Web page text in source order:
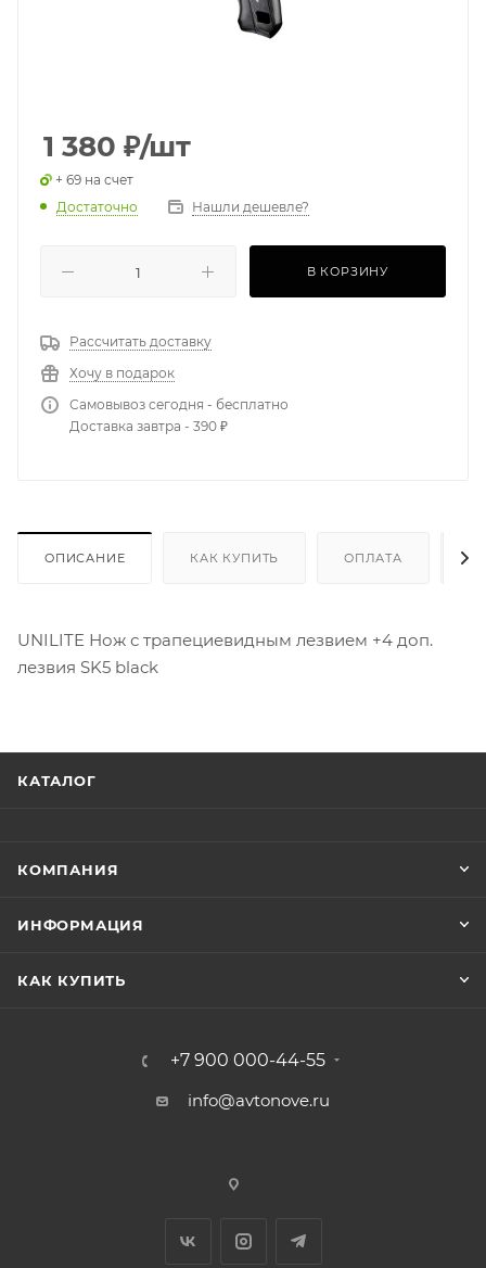
1 380 ₽/шт
+ 69 на счет
Достаточно
Нашли дешевле?
В КОРЗИНУ
Рассчитать доставку
Хочу в подарок
Самовывоз сегодня - бесплатно
Доставка завтра - 390 ₽
ОПИСАНИЕ КАК КУПИТЬ ОПЛАТА
UNILITE Нож с трапециевидным лезвием +4 доп.
лезвия SK5 black
КАТАЛОГ
КОМПАНИЯ
ИНФОРМАЦИЯ
КАК КУПИТЬ
+7 900 000-44-55
info@avtonove.ru